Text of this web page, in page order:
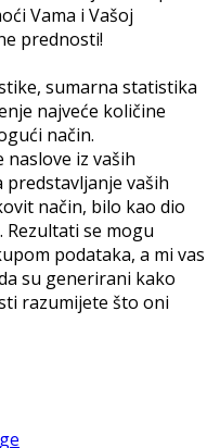
Vama i Vašoj
prednosti!
sumarna statistika
najveće količine
način.
naslove iz vaših
predstavljanje vaših
način, bilo kao dio
Rezultati se mogu
podataka, a mi vas
su generirani kako
razumijete što oni